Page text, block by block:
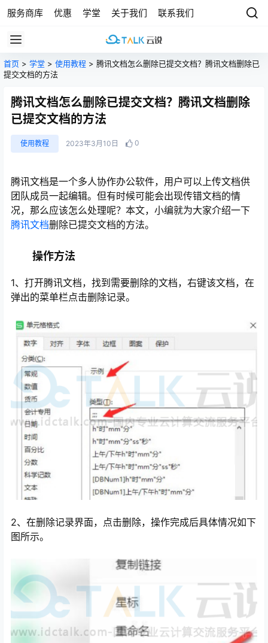
服务商库 优惠 学堂 关于我们 联系我们
首页 > 学堂 > 使用教程 > 腾讯文档怎么删除已提交文档？腾讯文档删除已
提交文档的方法
腾讯文档怎么删除已提交文档？腾讯文档删除
已提交文档的方法
使用教程 2023年3月10日 0
腾讯文档是一个多人协作办公软件，用户可以上传文档供
团队成员一起编辑。但有时候可能会出现传错文档的情
况，那么应该怎么处理呢？本文，小编就为大家介绍一下
腾讯文档删除已提交文档的方法。
操作方法
1、打开腾讯文档，找到需要删除的文档，右键该文档，在
弹出的菜单栏点击删除记录。
2、在删除记录界面，点击删除，操作完成后具体情况如下
图所示。